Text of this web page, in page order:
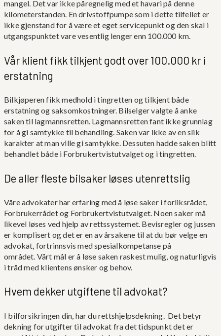
mangel. Det var ikke påregnelig med et havari på denne
kilometerstanden. En drivstoffpumpe som i dette tilfellet er
ikke gjenstand for å være et eget servicepunkt og den skal i
utgangspunktet vare vesentlig lenger enn 100.000 km.
Vår klient fikk tilkjent godt over 100.000 kr i
erstatning
Bilkjøperen fikk medhold i tingretten og tilkjent både
erstatning og saksomkostninger. Bilselger valgte å anke
saken til lagmannsretten. Lagmannsretten fant ikke grunnlag
for å gi samtykke til behandling. Saken var ikke av en slik
karakter at man ville gi samtykke. Dessuten hadde saken blitt
behandlet både i Forbrukertvistutvalget og i tingretten.
De aller fleste bilsaker løses utenrettslig
Våre advokater har erfaring med å løse saker i forliksrådet,
Forbrukerrådet og Forbrukertvistutvalget. Noen saker må
likevel løses ved hjelp av rettssystemet. Bevisregler og jussen
er komplisert og det er en av årsakene til at du bør velge en
advokat, fortrinnsvis med spesialkompetanse på
området. Vårt mål er å løse saken raskest mulig, og naturligvis
i tråd med klientens ønsker og behov.
Hvem dekker utgiftene til advokat?
I bilforsikringen din, har du rettshjelpsdekning. Det betyr
dekning for utgifter til advokat fra det tidspunkt det er